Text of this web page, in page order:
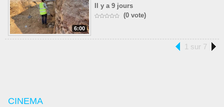
6:00
Il y a 9 jours
(0 vote)
1 sur 7
CINEMA